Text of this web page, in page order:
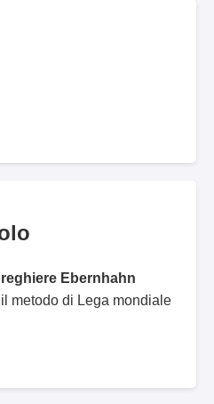
Ebernhahn
metodo di Lega mondiale